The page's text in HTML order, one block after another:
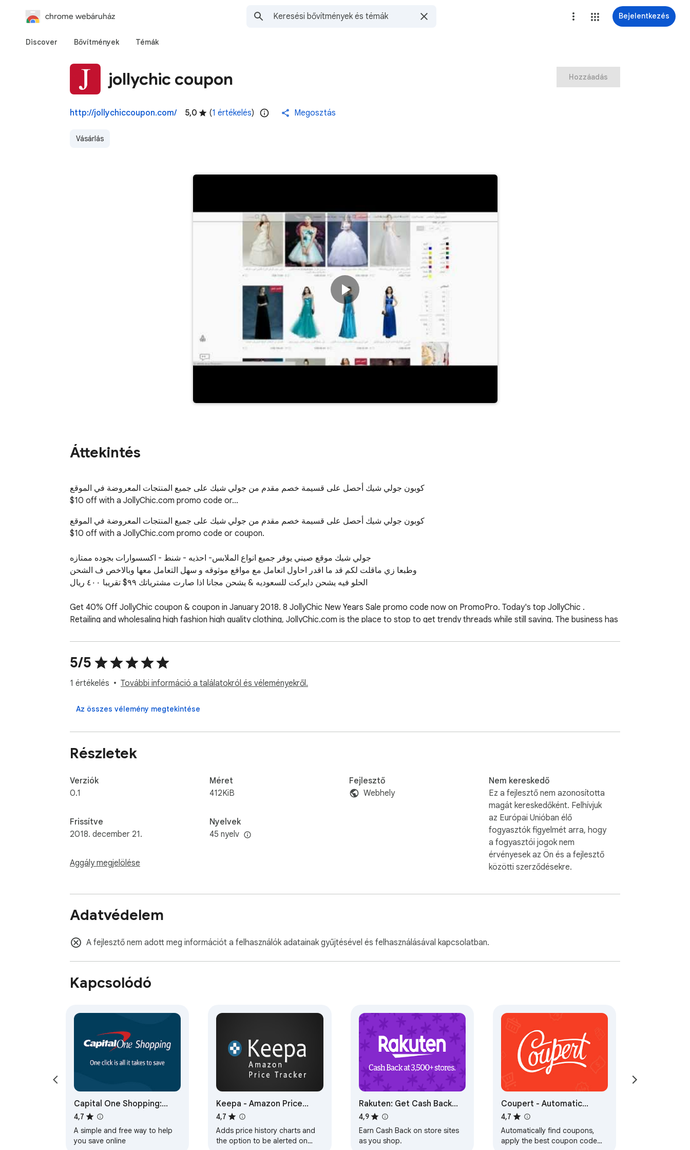
chrome webáruház Bejelentkezés
Discover Bővítmények Témák
jollychic coupon
http://jollychiccoupon.com/ 5,0 (1 értékelés) Megosztás
Vásárlás
Hozzáadás
Áttekintés
كوبون جولي شيك أحصل على قسيمة خصم مقدم من جولي شيك على جميع المنتجات المعروضة في الموقع
$10 off with a JollyChic.com promo code or…
كوبون جولي شيك أحصل على قسيمة خصم مقدم من جولي شيك على جميع المنتجات المعروضة في الموقع
$10 off with a JollyChic.com promo code or coupon.
جولي شيك موقع صيني يوفر جميع انواع الملابس- احذيه - شنط - اكسسوارات بجوده ممتازه
وطبعا زي ماقلت لكم قد ما اقدر احاول اتعامل مع مواقع موثوقه و سهل التعامل معها وبالاخص ف الشحن
الحلو فيه يشحن دايركت للسعوديه & يشحن مجانا اذا صارت مشترياتك ٩٩$ تقريبا ٤٠٠ ريال
Get 40% Off JollyChic coupon & coupon in January 2018. 8 JollyChic New Years Sale promo code now on PromoPro. Today's top JollyChic .
Retailing and wholesaling high fashion high quality clothing, JollyChic.com is the place to stop to get trendy threads while still saving. The business has
help to keep costs low for you, their valued customer. Find all of the hottest items at the lowest prices…why would you shop anywhere else? Now
with our featured coupons and discounts, there has never been a better reason to start making JollyChic.com your clothing store of choice! Check
out our deal of the day, $10 off $99+.
5/5
1 értékelés További információ a találatokról és véleményekről.
Az összes vélemény megtekintése
Részletek
Verziók
0.1
Frissítve
2018. december 21.
Aggály megjelölése
Méret
412KiB
Nyelvek
45 nyelv
Fejlesztő
Webhely
Nem kereskedő
Ez a fejlesztő nem azonosította
magát kereskedőként. Felhívjuk
az Európai Unióban élő
fogyasztók figyelmét arra, hogy
a fogyasztói jogok nem
érvényesek az Ön és a fejlesztő
közötti szerződésekre.
Adatvédelem
A fejlesztő nem adott meg információt a felhasználók adatainak gyűjtésével és felhasználásával kapcsolatban.
Kapcsolódó
Capital One Shopping:
Save Now
4,7
A simple and free way to help
you save online
Keepa - Amazon Price
Tracker
4,7
Adds price history charts and
the option to be alerted on
Rakuten: Get Cash Back
For Shopping
4,9
Earn Cash Back on store sites
as you shop.
Coupert - Automatic
Coupon Finder & Cashback
4,7
Automatically find coupons,
apply the best coupon code